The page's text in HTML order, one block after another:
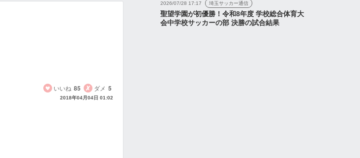
いいね 85 ダメ 5
2018年04月04日 01:02
2026/07/28 17:17 埼玉サッカー通信
聖望学園が初優勝！令和8年度 学校総合体育大
会中学校サッカーの部 決勝の試合結果